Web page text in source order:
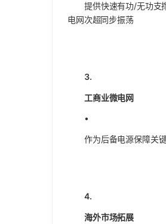
提供快速有功/无功支
电网次超同步振荡
3.
工商业微电网
•
作为后备电源保障关
4.
海外市场拓展